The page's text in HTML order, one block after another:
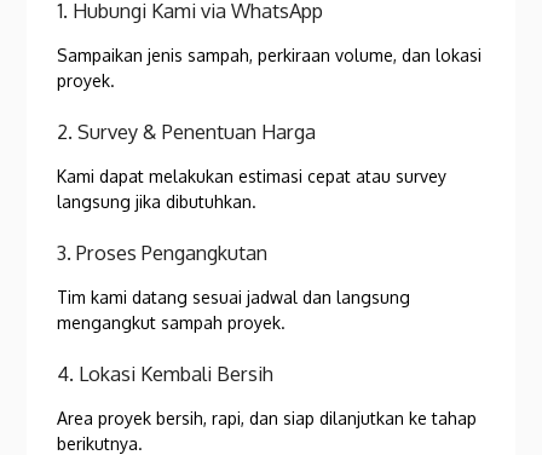
1. Hubungi Kami via WhatsApp
Sampaikan jenis sampah, perkiraan volume, dan lokasi
proyek.
2. Survey & Penentuan Harga
Kami dapat melakukan estimasi cepat atau survey
langsung jika dibutuhkan.
3. Proses Pengangkutan
Tim kami datang sesuai jadwal dan langsung
mengangkut sampah proyek.
4. Lokasi Kembali Bersih
Area proyek bersih, rapi, dan siap dilanjutkan ke tahap
berikutnya.